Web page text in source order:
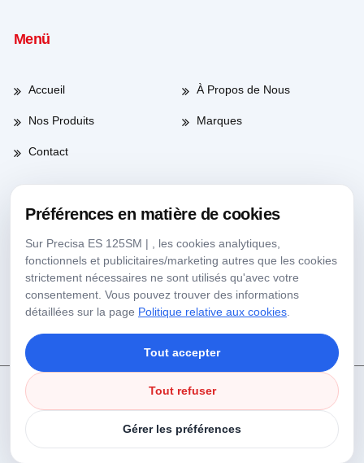
Menü
Accueil À Propos de Nous
Nos Produits Marques
Contact
Jours de semaine 08:00-17:30
Préférences en matière de cookies
Sur Precisa ES 125SM | , les cookies analytiques,
fonctionnels et publicitaires/marketing autres que les cookies
strictement nécessaires ne sont utilisés qu'avec votre
consentement. Vous pouvez trouver des informations
détaillées sur la page Politique relative aux cookies
Tout accepter
Tout refuser
Gérer les préférences